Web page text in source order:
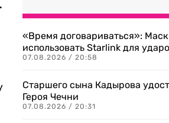
«Время договариваться»:
использовать Starlink для
07.08.2026 / 20:58
Старшего сына Кадырова
Героя Чечни
07.08.2026 / 20:31